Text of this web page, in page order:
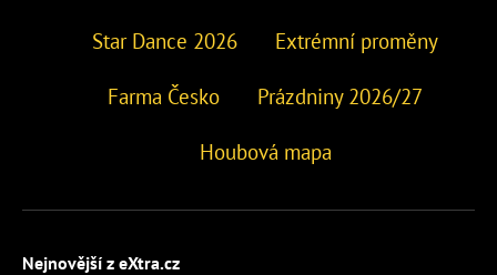
Star Dance 2026 Extrémní proměny
Farma Česko Prázdniny 2026/27
Houbová mapa
Nejnovější z eXtra.cz